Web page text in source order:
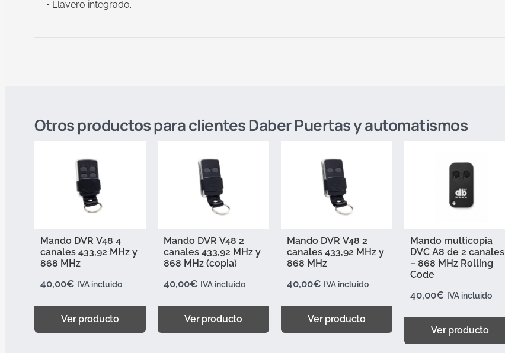
• Llavero integrado.
Otros productos para clientes Daber Puertas y automatismos
Mando DVR V48 4
canales 433,92 MHz y
868 MHz
40,00€ IVA incluido
Ver producto
Mando DVR V48 2
canales 433,92 MHz y
868 MHz (copia)
40,00€ IVA incluido
Ver producto
Mando DVR V48 2
canales 433,92 MHz y
868 MHz
40,00€ IVA incluido
Ver producto
Mando multicopia
DVC A8 de 2 canales
– 868 MHz Rolling
Code
40,00€ IVA incluido
Ver producto